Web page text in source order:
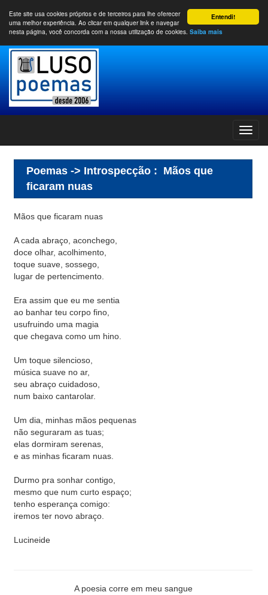
Entendi!
Este site usa cookies próprios e de terceiros para lhe oferecer
uma melhor experiência. Ao clicar em qualquer link e navegar
nesta página, você concorda com a nossa utilização de cookies. Saiba mais
Poemas -> Introspecção : Mãos que
ficaram nuas
Mãos que ficaram nuas
A cada abraço, aconchego,
doce olhar, acolhimento,
toque suave, sossego,
lugar de pertencimento.
Era assim que eu me sentia
ao banhar teu corpo fino,
usufruindo uma magia
que chegava como um hino.
Um toque silencioso,
música suave no ar,
seu abraço cuidadoso,
num baixo cantarolar.
Um dia, minhas mãos pequenas
não seguraram as tuas;
elas dormiram serenas,
e as minhas ficaram nuas.
Durmo pra sonhar contigo,
mesmo que num curto espaço;
tenho esperança comigo:
iremos ter novo abraço.
Lucineide
A poesia corre em meu sangue